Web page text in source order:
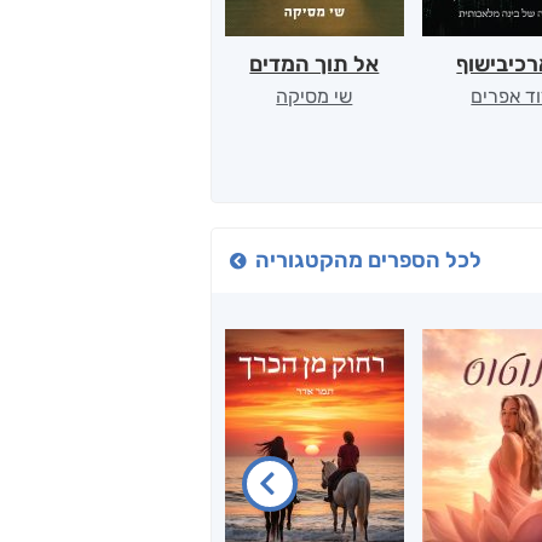
אפרים
אל תוך המדים
שי מסיקה
לכל הספרים מהקטגוריה